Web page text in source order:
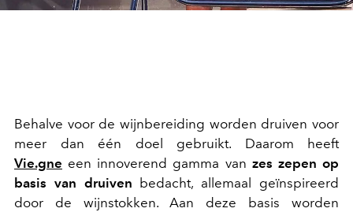
Behalve voor de wijnbereiding worden druiven voor
meer dan één doel gebruikt. Daarom heeft
Vie.gne een innoverend gamma van zes zepen op
basis van druiven bedacht, allemaal geïnspireerd
door de wijnstokken. Aan deze basis worden